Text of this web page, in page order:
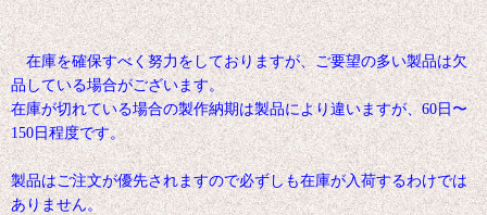
在庫を確保すべく努力をしておりますが、ご要望の多い製品は欠
品している場合がございます。
在庫が切れている場合の製作納期は製品により違いますが、60日〜
150日程度です。
製品はご注文が優先されますので必ずしも在庫が入荷するわけでは
ありません。